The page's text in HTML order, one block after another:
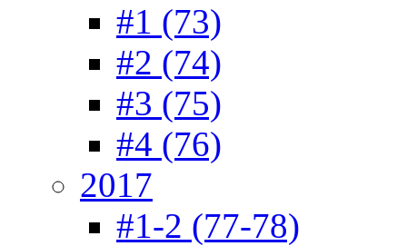
#1 (73)
#2 (74)
#3 (75)
#4 (76)
2017
#1-2 (77-78)